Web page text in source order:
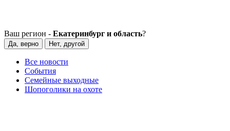
Ваш регион - Екатеринбург и область?
Да, верно Нет, другой
Все новости
События
Семейные выходные
Шопоголики на охоте